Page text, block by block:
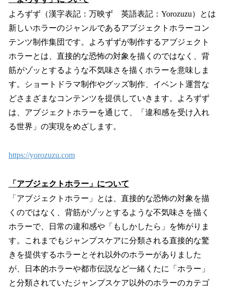
よろずず（漢字表記：万映ず 英語表記：Yorozuzu）とは
新しいホラーのジャンルであるアブジェクトホラーコン
テンツ制作集団です。よろずずが制作するアブジェクト
ホラーとは、直接的な恐怖の対象を描くのではなく、背
筋がゾッとするような不気味さを描くホラーを意味しま
す。ショートドラマ制作やグッズ制作、イベント運営な
どさまざまなコンテンツを提供していきます。よろずず
は、アブジェクトホラーを通じて、「違和感を受け入れ
る世界」の実現をめざします。
https://yorozuzu.com
「アブジェクトホラー」について
「アブジェクトホラー」とは、直接的な恐怖の対象を描
くのではなく、背筋がゾッとするような不気味さを描く
ホラーで、日常の違和感や「もしかしたら」を怖がりま
す。これまでもジャンプスケアに分類される直接的な驚
きを提供するホラーとそれ以外のホラーがありました
が、日本的ホラーや都市伝説など一緒くたに「ホラー」
と分類されていたジャンプスケア以外のホラーのカテゴ